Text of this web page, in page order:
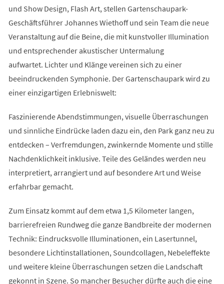
und Show Design, Flash Art, stellen Gartenschaupark-
Geschäftsführer Johannes Wiethoff und sein Team die neue
Veranstaltung auf die Beine, die mit kunstvoller Illumination
und entsprechender akustischer Untermalung
aufwartet. Lichter und Klänge vereinen sich zu einer
beeindruckenden Symphonie. Der Gartenschaupark wird zu
einer einzigartigen Erlebniswelt:
Faszinierende Abendstimmungen, visuelle Überraschungen
und sinnliche Eindrücke laden dazu ein, den Park ganz neu zu
entdecken – Verfremdungen, zwinkernde Momente und stille
Nachdenklichkeit inklusive. Teile des Geländes werden neu
interpretiert, arrangiert und auf besondere Art und Weise
erfahrbar gemacht.
Zum Einsatz kommt auf dem etwa 1,5 Kilometer langen,
barrierefreien Rundweg die ganze Bandbreite der modernen
Technik: Eindrucksvolle Illuminationen, ein Lasertunnel,
besondere Lichtinstallationen, Soundcollagen, Nebeleffekte
und weitere kleine Überraschungen setzen die Landschaft
gekonnt in Szene. So mancher Besucher dürfte auch die eine